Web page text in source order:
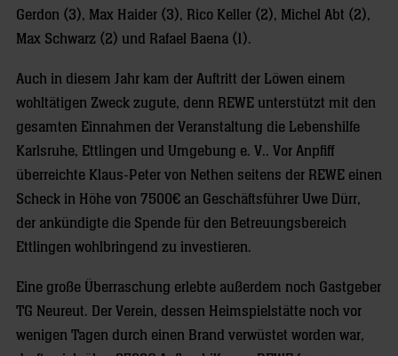
Gerdon (3), Max Haider (3), Rico Keller (2), Michel Abt (2),
Max Schwarz (2) und Rafael Baena (1).
Auch in diesem Jahr kam der Auftritt der Löwen einem
wohltätigen Zweck zugute, denn REWE unterstützt mit den
gesamten Einnahmen der Veranstaltung die Lebenshilfe
Karlsruhe, Ettlingen und Umgebung e. V.. Vor Anpfiff
überreichte Klaus-Peter von Nethen seitens der REWE einen
Scheck in Höhe von 7500€ an Geschäftsführer Uwe Dürr,
der ankündigte die Spende für den Betreuungsbereich
Ettlingen wohlbringend zu investieren.
Eine große Überraschung erlebte außerdem noch Gastgeber
TG Neureut. Der Verein, dessen Heimspielstätte noch vor
wenigen Tagen durch einen Brand verwüstet worden war,